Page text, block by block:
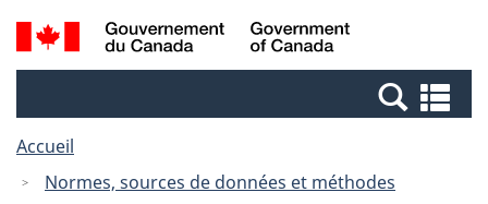
Passer
au
Passer
à
Canada
Recherche
et
et
Accueil
Normes, sources de données et méthodes